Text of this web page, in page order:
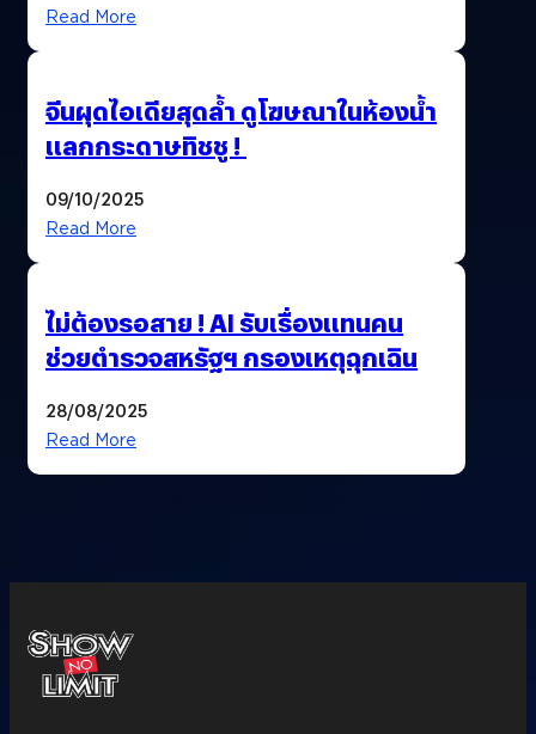
Read More
จีนผุดไอเดียสุดล้ำ ดูโฆษณาในห้องน้ำ
แลกกระดาษทิชชู !
09/10/2025
Read More
ไม่ต้องรอสาย ! AI รับเรื่องแทนคน
ช่วยตำรวจสหรัฐฯ กรองเหตุฉุกเฉิน
28/08/2025
Read More